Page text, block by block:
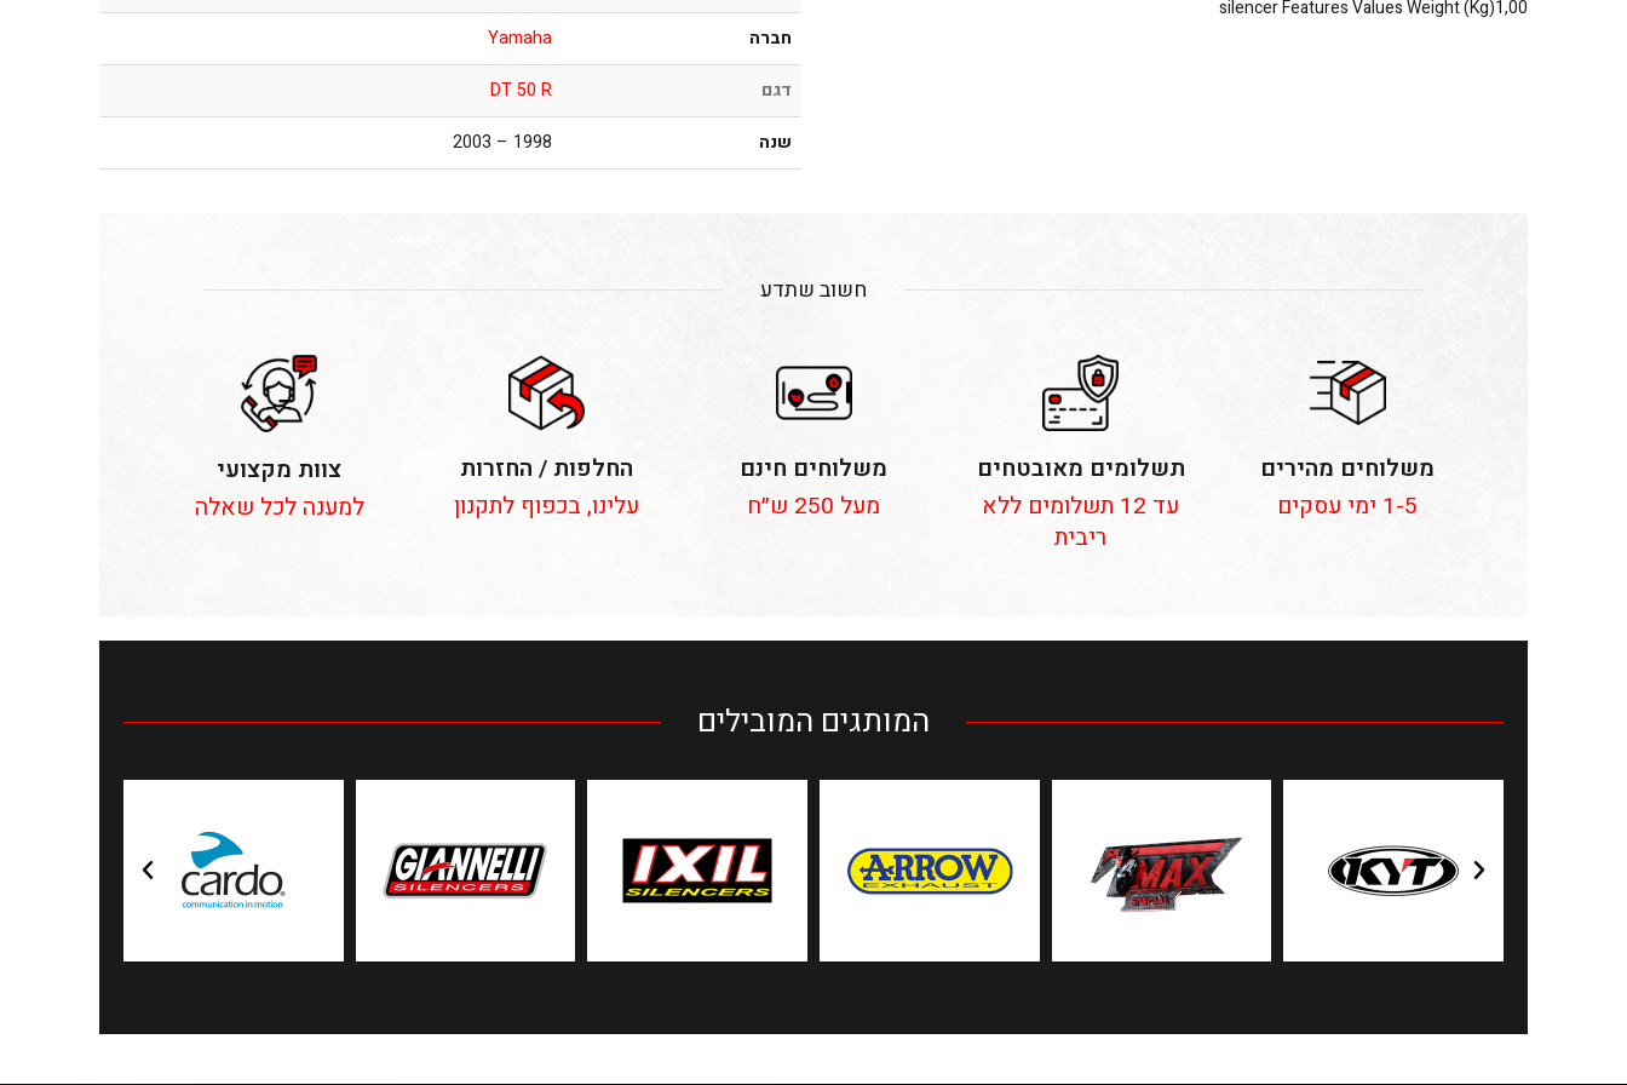
silencer Features Values Weight (Kg)1,00
חברה
Yamaha
דגם DT 50 R
שנה 1998 – 2003
חשוב שתדע
משלוחים מהירים
1-5 ימי עסקים
תשלומים מאובטחים
עד 12 תשלומים ללא
ריבית
משלוחים חינם
מעל 250 ש״ח
החלפות / החזרות
עלינו, בכפוף לתקנון
צוות מקצועי
למענה לכל שאלה
המותגים המובילים